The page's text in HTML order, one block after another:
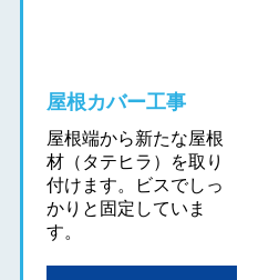
屋根カバー工事
屋根端から新たな屋根
材（タテヒラ）を取り
付けます。ビスでしっ
かりと固定していま
す。